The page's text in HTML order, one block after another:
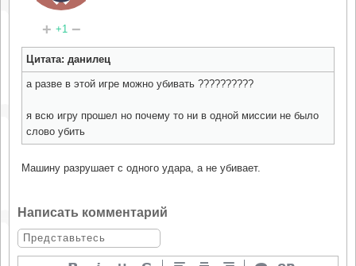
+ +1 −
Цитата: данилец
а разве в этой игре можно убивать ??????????
я всю игру прошел но почему то ни в одной миссии не было
слово убить
Машину разрушает с одного удара, а не убивает.
Написать комментарий